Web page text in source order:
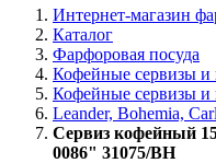
Интернет-магазин
Каталог
Фарфоровая посуда
Кофейные сервизы и
Кофейные сервизы и
Leander, Bohemia,
Сервиз кофейный
0086" 31075/BH